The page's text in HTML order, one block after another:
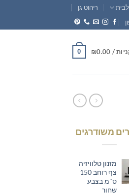
ריהוט גן
/
₪0.00
0
משודרגים
מזנון טלוויזיה
צף רוחב 150
ס"מ בצבע
שחור